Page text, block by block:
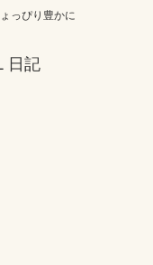
っぴり豊かに
日記